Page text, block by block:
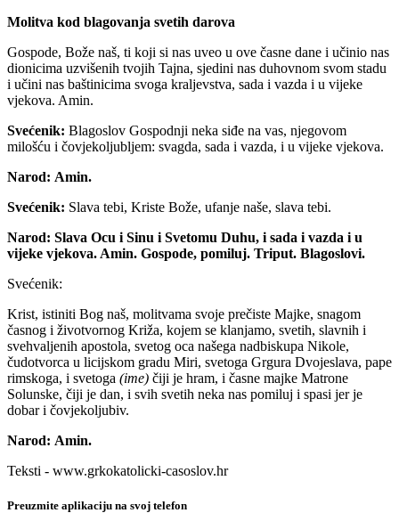
Molitva kod blagovanja svetih darova
Gospode, Bože naš, ti koji si nas uveo u ove časne dane i učinio nas
dionicima uzvišenih tvojih Tajna, sjedini nas duhovnom svom stadu
i učini nas baštinicima svoga kraljevstva, sada i vazda i u vijeke
vjekova. Amin.
Svećenik: Blagoslov Gospodnji neka siđe na vas, njegovom
milošću i čovjekoljubljem: svagda, sada i vazda, i u vijeke vjekova.
Narod: Amin.
Svećenik: Slava tebi, Kriste Bože, ufanje naše, slava tebi.
Narod: Slava Ocu i Sinu i Svetomu Duhu, i sada i vazda i u
vijeke vjekova. Amin. Gospode, pomiluj. Triput. Blagoslovi.
Svećenik:
Krist, istiniti Bog naš, molitvama svoje prečiste Majke, snagom
časnog i životvornog Križa, kojem se klanjamo, svetih, slavnih i
svehvaljenih apostola, svetog oca našega nadbiskupa Nikole,
čudotvorca u licijskom gradu Miri, svetoga Grgura Dvojeslava, pape
rimskoga, i svetoga (ime) čiji je hram, i časne majke Matrone
Solunske, čiji je dan, i svih svetih neka nas pomiluj i spasi jer je
dobar i čovjekoljubiv.
Narod: Amin.
Teksti - www.grkokatolicki-casoslov.hr
Preuzmite aplikaciju na svoj telefon